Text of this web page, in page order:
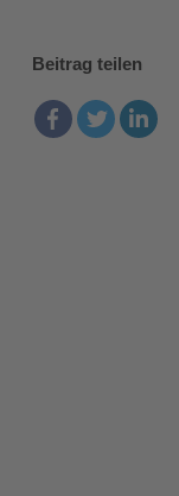
Beitrag teilen
FacebookTwitter